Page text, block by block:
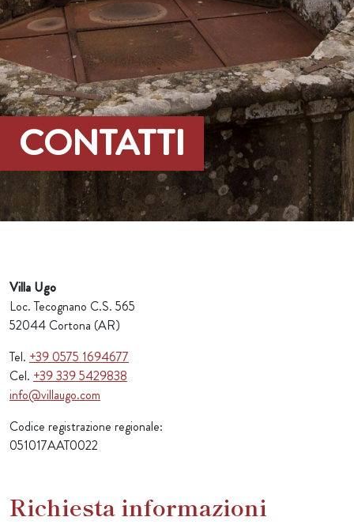
CONTATTI
Villa Ugo
Loc. Tecognano C.S. 565
52044 Cortona (AR)
Tel. +39 0575 1694677
Cel. +39 339 5429838
info@villaugo.com
Codice registrazione regionale:
051017AAT0022
Richiesta informazioni